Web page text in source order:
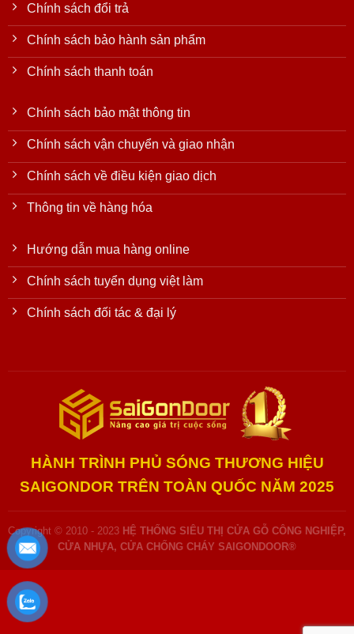
Chính sách đổi trả
Chính sách bảo hành sản phẩm
Chính sách thanh toán
Chính sách bảo mật thông tin
Chính sách vận chuyển và giao nhận
Chính sách về điều kiện giao dịch
Thông tin về hàng hóa
Hướng dẫn mua hàng online
Chính sách tuyển dụng việt làm
Chính sách đối tác & đại lý
HÀNH TRÌNH PHỦ SÓNG THƯƠNG HIỆU
SAIGONDOR TRÊN TOÀN QUỐC NĂM 2025
Copyright © 2010 - 2023 HỆ THỐNG SIÊU THỊ CỬA GỖ CÔNG NGHIỆP,
CỬA NHỰA, CỬA CHỐNG CHÁY SAIGONDOOR®